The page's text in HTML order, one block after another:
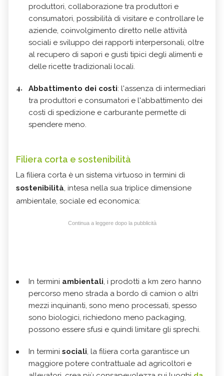
produttori, collaborazione tra produttori e
consumatori, possibilità di visitare e controllare le
aziende, coinvolgimento diretto nelle attività
sociali e sviluppo dei rapporti interpersonali, oltre
al recupero di sapori e gusti tipici degli alimenti e
delle ricette tradizionali locali.
Abbattimento dei costi: l'assenza di intermediari
tra produttori e consumatori e l'abbattimento dei
costi di spedizione e carburante permette di
spendere meno.
Filiera corta e sostenibilità
La filiera corta è un sistema virtuoso in termini di
sostenibilità, intesa nella sua triplice dimensione
ambientale, sociale ed economica:
Continua a leggere dopo la pubblicità
In termini ambientali, i prodotti a km zero hanno
percorso meno strada a bordo di camion o altri
mezzi inquinanti, sono meno processati, spesso
sono biologici, richiedono meno packaging,
possono essere sfusi e quindi limitare gli sprechi.
In termini sociali, la filiera corta garantisce un
maggiore potere contrattuale ad agricoltori e